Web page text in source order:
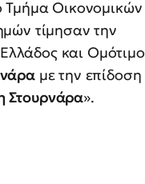
Τμήμα Οικονομικών
τίμησαν την
και Ομότιμο
με την επίδοση
Στουρνάρα».